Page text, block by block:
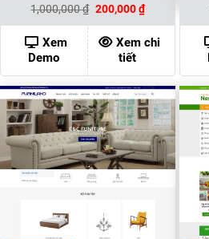
1,000,000₫ Giá
là:
1,000,000 ₫.
200,000₫Giá
hiện
tại
là:
200,000 ₫.
Xem
Demo
Xem chi
tiết